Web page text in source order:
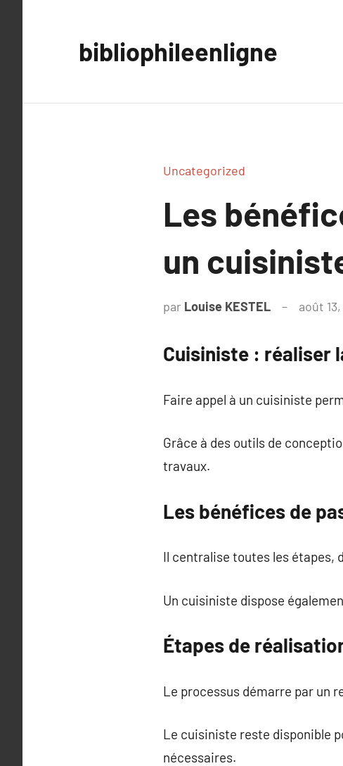
bibliophileenligne
Uncategorized
Les
un
par Louise KESTEL août
Cuisiniste : réaliser
Faire appel à un cuisiniste
Grâce à des outils de
travaux.
Les bénéfices de
Il centralise toutes les étapes,
Un cuisiniste dispose
Étapes de
Le processus démarre par un
Le cuisiniste reste disponible
nécessaires.